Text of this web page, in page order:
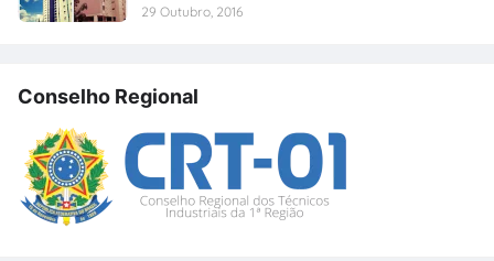
29 Outubro, 2016
Conselho Regional